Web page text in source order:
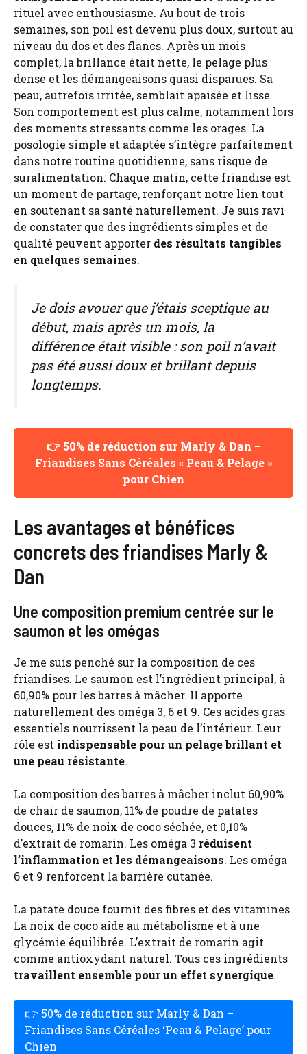
rituel avec enthousiasme. Au bout de trois
semaines, son poil est devenu plus doux, surtout au
niveau du dos et des flancs. Après un mois
complet, la brillance était nette, le pelage plus
dense et les démangeaisons quasi disparues. Sa
peau, autrefois irritée, semblait apaisée et lisse.
Son comportement est plus calme, notamment lors
des moments stressants comme les orages. La
posologie simple et adaptée s’intègre parfaitement
dans notre routine quotidienne, sans risque de
suralimentation. Chaque matin, cette friandise est
un moment de partage, renforçant notre lien tout
en soutenant sa santé naturellement. Je suis ravi
de constater que des ingrédients simples et de
qualité peuvent apporter des résultats tangibles
en quelques semaines.
Je dois avouer que j’étais sceptique au
début, mais après un mois, la
différence était visible : son poil n’avait
pas été aussi doux et brillant depuis
longtemps.
👉 50% de réduction sur Marly & Dan –
Friandises Sans Céréales « Peau & Pelage »
pour Chien
Les avantages et bénéfices
concrets des friandises Marly &
Dan
Une composition premium centrée sur le
saumon et les omégas
Je me suis penché sur la composition de ces
friandises. Le saumon est l’ingrédient principal, à
60,90% pour les barres à mâcher. Il apporte
naturellement des oméga 3, 6 et 9. Ces acides gras
essentiels nourrissent la peau de l’intérieur. Leur
rôle est indispensable pour un pelage brillant et
une peau résistante.
La composition des barres à mâcher inclut 60,90%
de chair de saumon, 11% de poudre de patates
douces, 11% de noix de coco séchée, et 0,10%
d’extrait de romarin. Les oméga 3 réduisent
l’inflammation et les démangeaisons. Les oméga
6 et 9 renforcent la barrière cutanée.
La patate douce fournit des fibres et des vitamines.
La noix de coco aide au métabolisme et à une
glycémie équilibrée. L’extrait de romarin agit
comme antioxydant naturel. Tous ces ingrédients
travaillent ensemble pour un effet synergique.
👉 50% de réduction sur Marly & Dan –
Friandises Sans Céréales ‘Peau & Pelage’ pour
Chien